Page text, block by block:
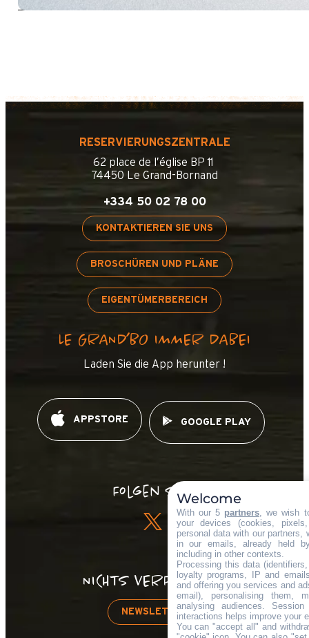
RESERVIERUNGSZENTRALE
62 place de l’église BP 11
74450 Le Grand-Bornand
+334 50 02 78 00
KONTAKTIEREN SIE UNS
BROSCHÜREN UND PLÄNE
EIGENTÜMERBEREICH
LE GRAND’BO IMMER DABEI
Laden Sie die App herunter !
APPSTORE GOOGLE PLAY
Folgen Sie !
NICHTS VERPASSEN!
NEWSLETTER
Welcome
With our 5 partners, we wish
your devices (cookies,
personal data with our partners,
in our emails, already held
including in other contexts.
Processing this data
loyalty programs, IP and
and offering you services and
email), personalising them,
analysing audiences.
interactions helps improve your
You can "accept all" and